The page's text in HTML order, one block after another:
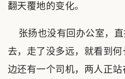
翻天覆地的变化。
张扬也没有回办公室，直
去，走了没多远，就看到
边还有一个司机，两人正